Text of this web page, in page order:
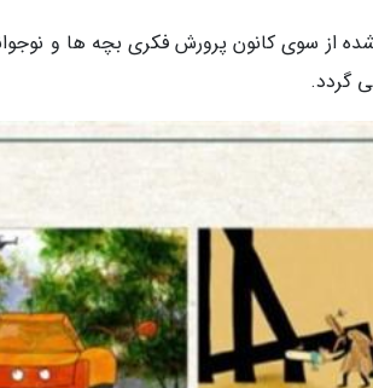
از سوی کانون پرورش فکری بچه ها و